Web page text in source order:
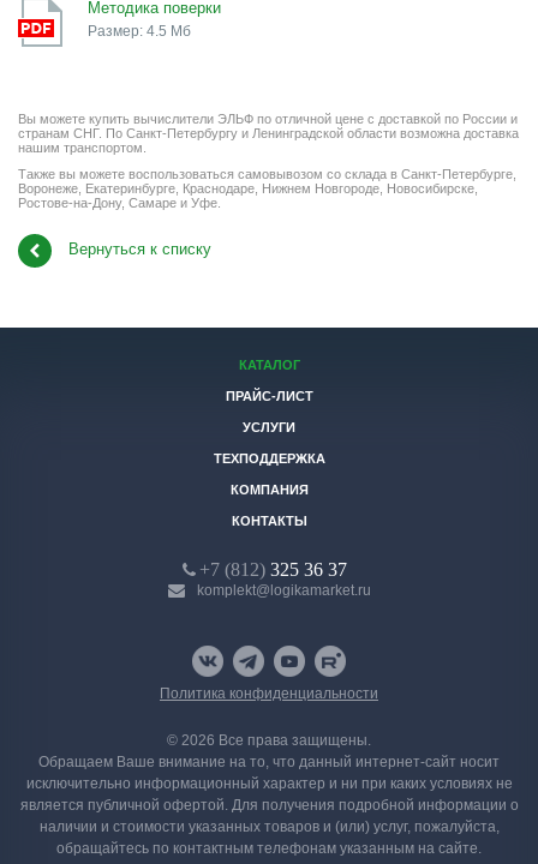
Методика поверки
Размер: 4.5 Мб
Вы можете купить вычислители ЭЛЬФ по отличной цене с доставкой по России и
странам СНГ. По Санкт-Петербургу и Ленинградской области возможна доставка
нашим транспортом.
Также вы можете воспользоваться самовывозом со склада в Санкт-Петербурге,
Воронеже, Екатеринбурге, Краснодаре, Нижнем Новгороде, Новосибирске,
Ростове-на-Дону, Самаре и Уфе.
Вернуться к списку
КАТАЛОГ
ПРАЙС-ЛИСТ
УСЛУГИ
ТЕХПОДДЕРЖКА
КОМПАНИЯ
КОНТАКТЫ
+7 (812) 325 36 37
komplekt@logikamarket.ru
Политика конфиденциальности
© 2026 Все права защищены.
Обращаем Ваше внимание на то, что данный интернет-сайт носит
исключительно информационный характер и ни при каких условиях не
является публичной офертой. Для получения подробной информации о
наличии и стоимости указанных товаров и (или) услуг, пожалуйста,
обращайтесь по контактным телефонам указанным на сайте.